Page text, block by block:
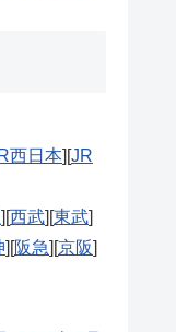
西日本][JR
][西武][東武]
][阪急][京阪]